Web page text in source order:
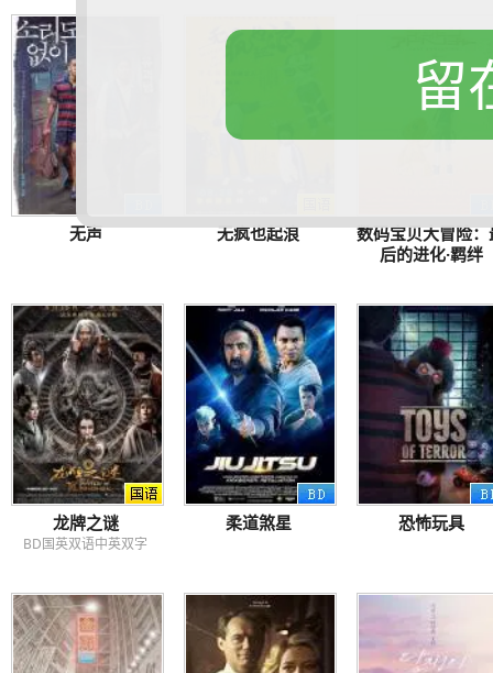
无声 无疯也起浪
数码宝贝大冒险：
后的进化·羁绊
龙牌之谜
BD国英双语中英双字
柔道煞星 恐怖玩具
留